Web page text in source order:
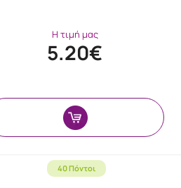
Η τιμή μας
5.20€
40 Πόντοι